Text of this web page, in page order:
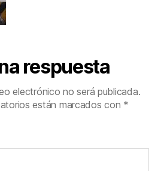
respuesta
electrónico no será publicada.
están marcados con *